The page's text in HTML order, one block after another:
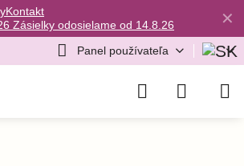
✕
Kontakt
Zásielky odosielame od 14.8.26
Panel používateľa